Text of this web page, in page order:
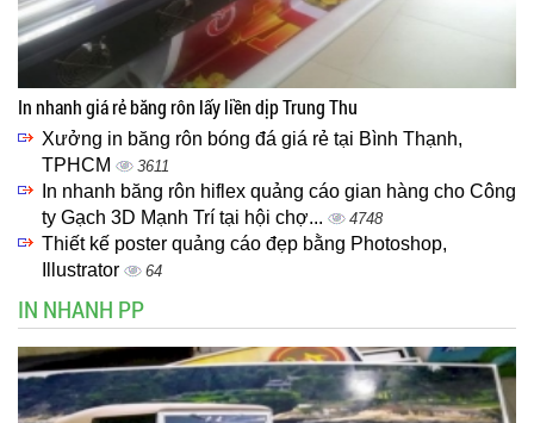
In nhanh giá rẻ băng rôn lấy liền dịp Trung Thu
Xưởng in băng rôn bóng đá giá rẻ tại Bình Thạnh,
TPHCM
3611
In nhanh băng rôn hiflex quảng cáo gian hàng cho Công
ty Gạch 3D Mạnh Trí tại hội chợ...
4748
Thiết kế poster quảng cáo đẹp bằng Photoshop,
Illustrator
64
IN NHANH PP